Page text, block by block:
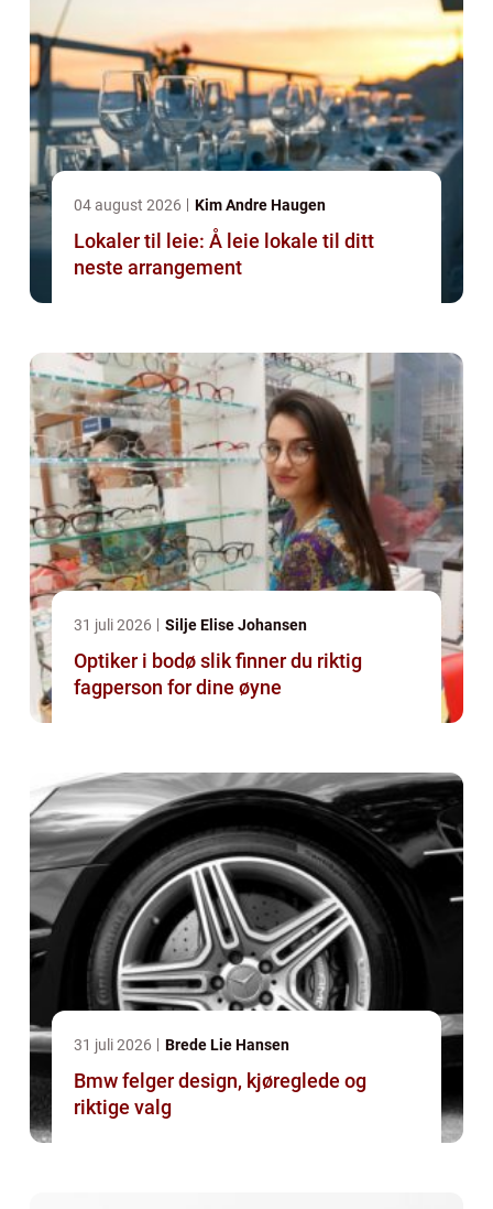
04 august 2026 Kim Andre Haugen
Lokaler til leie: Å leie lokale til ditt
neste arrangement
31 juli 2026 Silje Elise Johansen
Optiker i bodø slik finner du riktig
fagperson for dine øyne
31 juli 2026 Brede Lie Hansen
Bmw felger design, kjøreglede og
riktige valg